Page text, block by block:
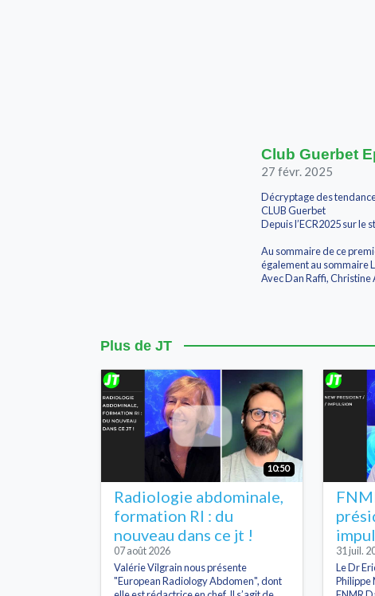
Club Guerbet
27 févr. 2025
Décryptage des
CLUB Guerbet
Depuis l’ECR2025 sur le
Au sommaire de ce
également au sommaire
Avec Dan Raffi, Christine
Plus de JT
10:50
Radiologie abdominale,
formation RI : du
nouveau dans ce jt !
07 août 2026
Valérie Vilgrain nous présente
"European Radiology Abdomen", dont
31 juil.
Le Dr
Philippe